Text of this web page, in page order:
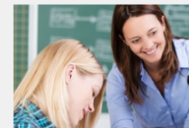
tua
città